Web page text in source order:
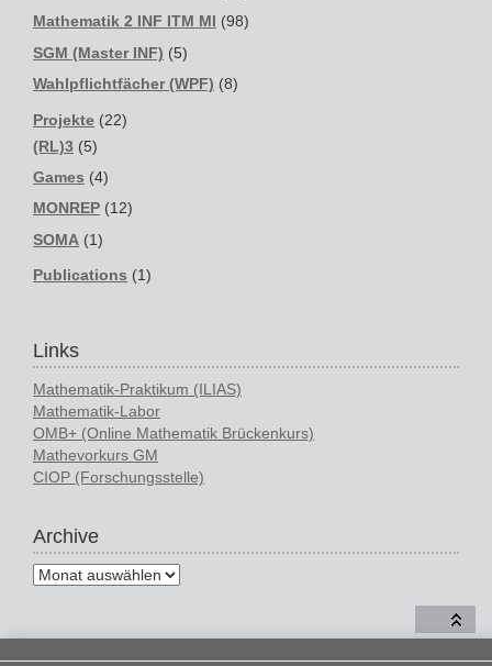
Mathematik 2 INF ITM MI (98)
SGM (Master INF) (5)
Wahlpflichtfächer (WPF) (8)
Projekte (22)
(RL)3 (5)
Games (4)
MONREP (12)
SOMA (1)
Publications (1)
Links
Mathematik-Praktikum (ILIAS)
Mathematik-Labor
OMB+ (Online Mathematik Brückenkurs)
Mathevorkurs GM
CIOP (Forschungsstelle)
Archive